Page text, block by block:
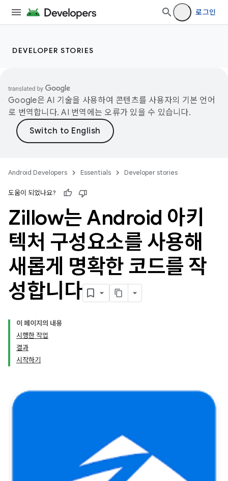
로그인
DEVELOPER STORIES
Google은 AI 기술을 사용하여 콘텐츠를 사용자의 기본 언어
로 번역합니다. AI 번역에는 오류가 있을 수 있습니다.
Android Developers Essentials Developer stories
도움이 되었나요?
Zillow는 Android 아키
텍처 구성요소를 사용해
새롭게 명확한 코드를 작
성합니다
이 페이지의 내용
시행한 작업
결과
시작하기